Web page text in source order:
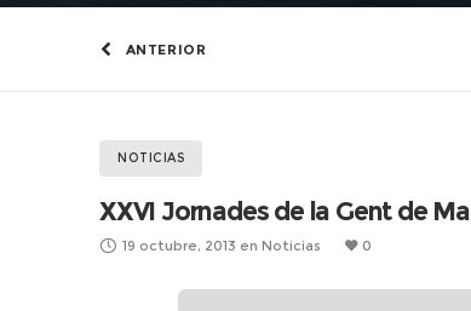
ANTERIOR
NOTICIAS
XXVI Jornades de la Gent de Ma
19 octubre, 2013 en Noticias 0